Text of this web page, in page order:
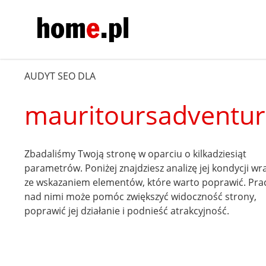
AUDYT SEO DLA
Zbadaliśmy Twoją stronę w oparciu o kilkadziesiąt
parametrów. Poniżej znajdziesz analizę jej kondycji
ze wskazaniem elementów, które warto poprawić.
nad nimi może pomóc zwiększyć widoczność strony,
poprawić jej działanie i podnieść atrakcyjność.